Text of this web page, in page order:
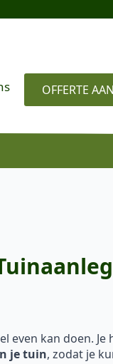
OFFERTE
even kan doen. Je
je tuin, zodat je